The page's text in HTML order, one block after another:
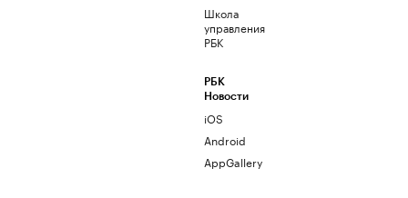
Школа
управления
РБК
РБК
Новости
iOS
Android
AppGallery